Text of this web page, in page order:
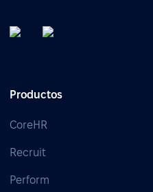
Productos
CoreHR
Recruit
Perform